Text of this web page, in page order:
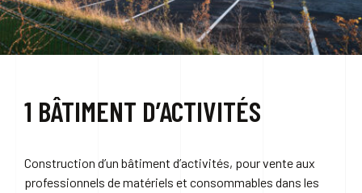
1 BÂTIMENT D’ACTIVITÉS
Construction d’un bâtiment d’activités, pour vente aux
professionnels de matériels et consommables dans les